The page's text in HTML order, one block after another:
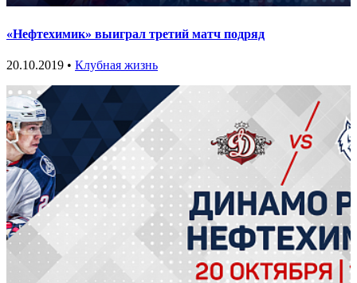
«Нефтехимик» выиграл третий матч подряд
20.10.2019 • Клубная жизнь